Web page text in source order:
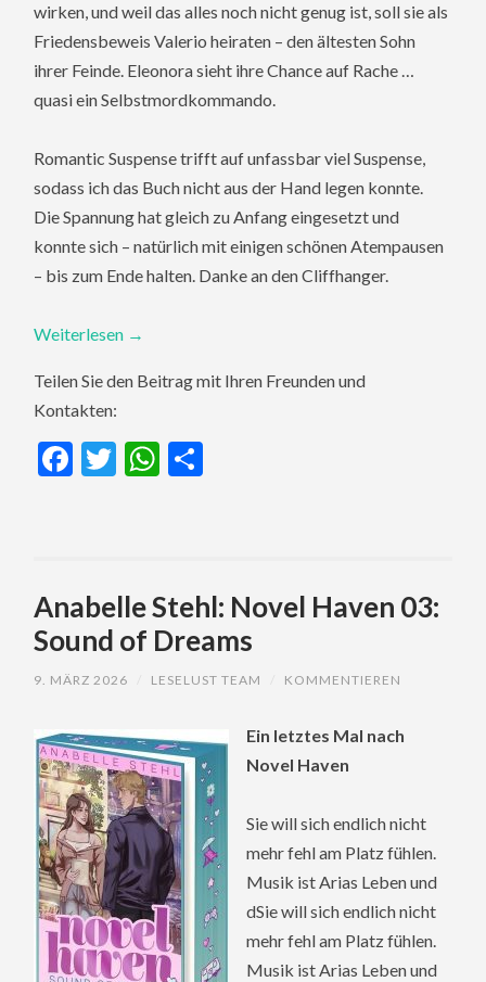
wirken, und weil das alles noch nicht genug ist, soll sie als
Friedensbeweis Valerio heiraten – den ältesten Sohn
ihrer Feinde. Eleonora sieht ihre Chance auf Rache …
quasi ein Selbstmordkommando.
Romantic Suspense trifft auf unfassbar viel Suspense,
sodass ich das Buch nicht aus der Hand legen konnte.
Die Spannung hat gleich zu Anfang eingesetzt und
konnte sich – natürlich mit einigen schönen Atempausen
– bis zum Ende halten. Danke an den Cliffhanger.
Weiterlesen →
Teilen Sie den Beitrag mit Ihren Freunden und
Kontakten:
Facebook
TwitterWhatsApp
Anabelle Stehl: Novel Haven 03:
Sound of Dreams
9. MÄRZ 2026 LESELUST TEAM KOMMENTIEREN
Ein letztes Mal nach
Novel Haven
Sie will sich endlich nicht
mehr fehl am Platz fühlen.
Musik ist Arias Leben und
dSie will sich endlich nicht
mehr fehl am Platz fühlen.
Musik ist Arias Leben und